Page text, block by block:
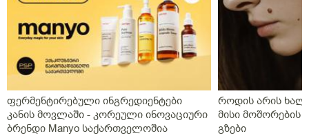
ფერმენტირებული ინგრედიენტები
კანის მოვლაში - კორეული ინოვაციური
ბრენდი Manyo საქართველოშია
როდის არის
მისი მოშორების
გზები